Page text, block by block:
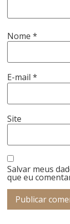
Nome*
E-mail*
Site
Salvar meus
que eu